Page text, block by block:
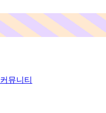
커뮤니티